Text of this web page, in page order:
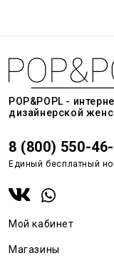
POP&POPL -
дизайнерской
8 (800) 550-
Единый бесплатный
Мой кабинет
Магазины